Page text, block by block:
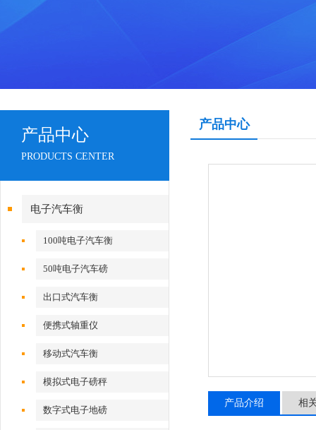
产品中心
PRODUCTS CENTER
电子汽车衡
100吨电子汽车衡
50吨电子汽车磅
出口式汽车衡
便携式轴重仪
移动式汽车衡
模拟式电子磅秤
数字式电子地磅
产品中心
产品介绍 相